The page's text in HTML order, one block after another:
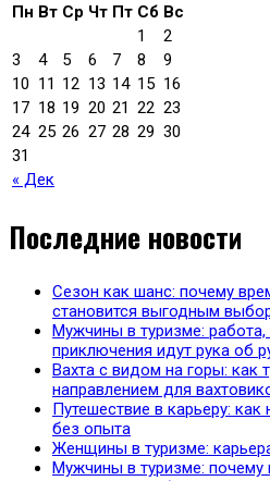
Пн Вт Ср Чт Пт Сб Вс
« Дек
1
2
3
4 5 6 7 8
9
10 11 12 13 14 15 16
17 18 19 20 21 22 23
24 25 26 27 28 29 30
31
Последние новости
Сезон как шанс: почему
становится выгодным
Мужчины в туризме: работа,
приключения идут рука об
Вахта с видом на горы: как
направлением для
Путешествие в карьеру: как
без опыта
Женщины в туризме:
Мужчины в туризме: почему